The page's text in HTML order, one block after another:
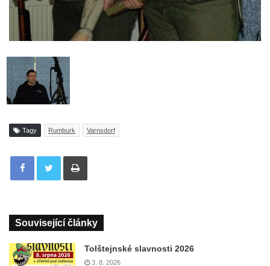
Tagy Rumburk Varnsdorf
Tisknout
Související články
Tolštejnské slavnosti 2026
3. 8. 2026